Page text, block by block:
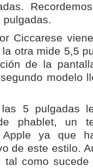
Ciccarese
otra mide 5,5
de la
modelo
5 pulgadas
phablet, un
Apple ya que
de este estilo.
tal como